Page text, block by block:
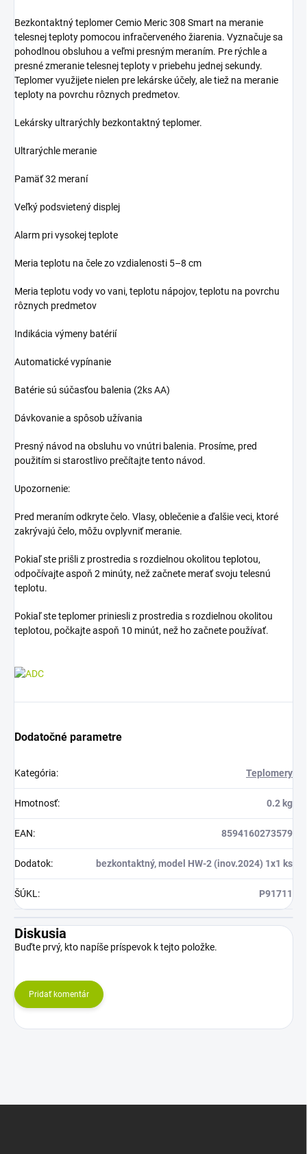
Bezkontaktný teplomer Cemio Meric 308 Smart na meranie
telesnej teploty pomocou infračerveného žiarenia. Vyznačuje sa
pohodlnou obsluhou a veľmi presným meraním. Pre rýchle a
presné zmeranie telesnej teploty v priebehu jednej sekundy.
Teplomer využijete nielen pre lekárske účely, ale tiež na meranie
teploty na povrchu rôznych predmetov.
Lekársky ultrarýchly bezkontaktný teplomer.
Ultrarýchle meranie
Pamäť 32 meraní
Veľký podsvietený displej
Alarm pri vysokej teplote
Meria teplotu na čele zo vzdialenosti 5–8 cm
Meria teplotu vody vo vani, teplotu nápojov, teplotu na povrchu
rôznych predmetov
Indikácia výmeny batérií
Automatické vypínanie
Batérie sú súčasťou balenia (2ks AA)
Dávkovanie a spôsob užívania
Presný návod na obsluhu vo vnútri balenia. Prosíme, pred
použitím si starostlivo prečítajte tento návod.
Upozornenie:
Pred meraním odkryte čelo. Vlasy, oblečenie a ďalšie veci, ktoré
zakrývajú čelo, môžu ovplyvniť meranie.
Pokiaľ ste prišli z prostredia s rozdielnou okolitou teplotou,
odpočívajte aspoň 2 minúty, než začnete merať svoju telesnú
teplotu.
Pokiaľ ste teplomer priniesli z prostredia s rozdielnou okolitou
teplotou, počkajte aspoň 10 minút, než ho začnete používať.
Dodatočné parametre
Kategória: Teplomery
Hmotnosť: 0.2 kg
EAN: 8594160273579
Dodatok: bezkontaktný, model HW-2 (inov.2024) 1x1 ks
ŠÚKL : P91711
Diskusia
Buďte prvý, kto napíše príspevok k tejto položke.
Pridať komentár